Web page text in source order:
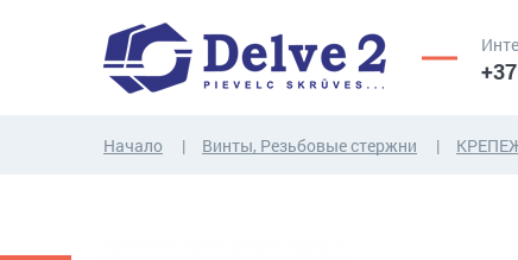
Начало Винты, Резьбовые стержни